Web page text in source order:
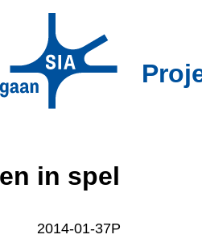
in spel
2014-01-37P